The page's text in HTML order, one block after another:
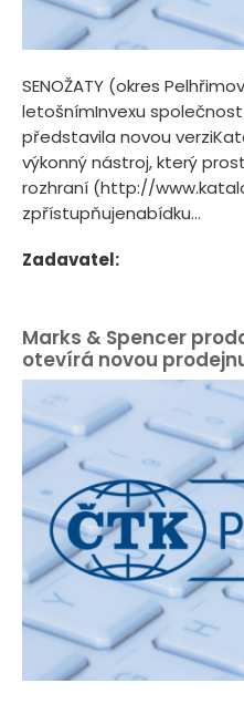
SENOŽATY (okres
letošnímInvexu společnost
představila novou
výkonný nástroj, který
rozhraní (http://
zpřístupňujenabídku...
Zadavatel:
Marks & Spencer
otevírá novou